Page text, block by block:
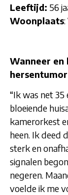
Leeftijd: 56
Woonplaats
Wanneer en
“Ik was net 35
bloeiende
kamerorkest
heen. Ik deed
sterk en
signalen
negeren.
voelde ik me